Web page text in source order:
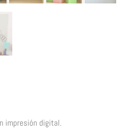
impresión digital.